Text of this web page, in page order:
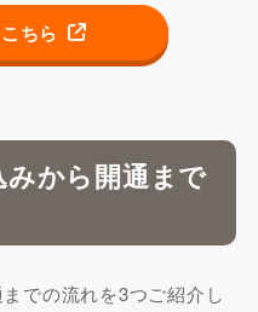
ちら
から開通まで
での流れを3つご紹介し